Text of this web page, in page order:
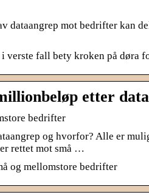
dataangrep mot bedrifter kan
verste fall bety kroken på døra
etter
bedrifter
og hvorfor? Alle er
rettet mot små …
og mellomstore bedrifter